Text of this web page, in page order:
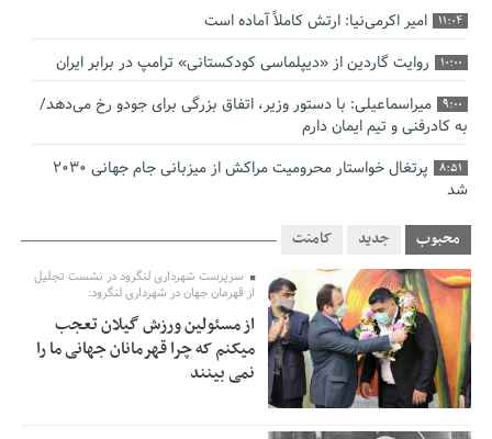
11:04 امیر اکرمی‌نیا: ارتش کاملاً آماده است
10:00 روایت گاردین از «دیپلماسی کودکستانی» ترامپ در برابر ایران
9:00
میراسماعیلی: با دستور وزیر، اتفاق بزرگی برای جودو رخ می‌دهد/
به کادرفنی و تیم ایمان دارم
8:51
پرتغال خواستار محرومیت مراکش از میزبانی جام جهانی ۲۰۳۰
شد
فریدون جیرانی: اکبر عبدی حیف شد
0:58
تسهیلات اشتغالزایی در اختیار نهادهای حمایتی باید براساس
اولویت‌های گیلان پرداخت شود
2:53
زمان جلسه سرنوشت‌ساز هیات رئیسه فدراسیون فوتبال با حضور
قلعه‌نویی مشخص شد
2:50
دفتر رهبر انقلاب: مطالب خارج از مراجع رسمی فاقد سندیت
محبوب جدید کامنت
سرپرست شهرداری لنگرود در نشست تجلیل
از قهرمان جهان در شهرداری لنگرود:
از مسئولین ورزش گیلان تعجب
میکنم که چرا قهرمانان جهانی ما را
نمی بینند